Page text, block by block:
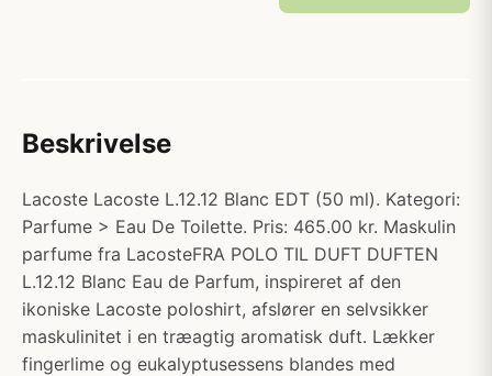
Beskrivelse
Lacoste Lacoste L.12.12 Blanc EDT (50 ml). Kategori:
Parfume > Eau De Toilette. Pris: 465.00 kr. Maskulin
parfume fra LacosteFRA POLO TIL DUFT DUFTEN
L.12.12 Blanc Eau de Parfum, inspireret af den
ikoniske Lacoste poloshirt, afslører en selvsikker
maskulinitet i en træagtig aromatisk duft. Lækker
fingerlime og eukalyptusessens blandes med